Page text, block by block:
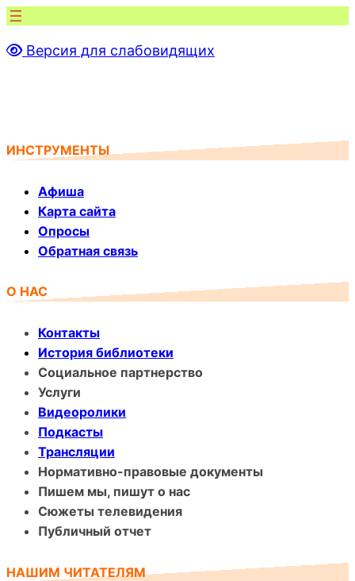
Перейти
содержимому
Версия для слабовидящих
ИНСТРУМЕНТЫ
Афиша
Карта сайта
Опросы
Обратная связь
О НАС
Контакты
История библиотеки
Социальное партнерство
Услуги
Видеоролики
Подкасты
Трансляции
Нормативно-правовые документы
Пишем мы, пишут о нас
Сюжеты телевидения
Публичный отчет
НАШИМ ЧИТАТЕЛЯМ